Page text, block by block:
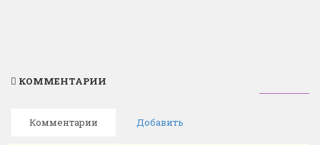
КОММЕНТАРИИ
Комментарии Добавить